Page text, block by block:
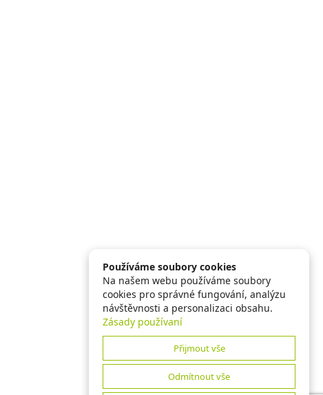
Používáme soubory cookies
Na našem webu používáme soubory
cookies pro správné fungování, analýzu
návštěvnosti a personalizaci obsahu.
Zásady používaní
Přijmout vše
Odmítnout vše